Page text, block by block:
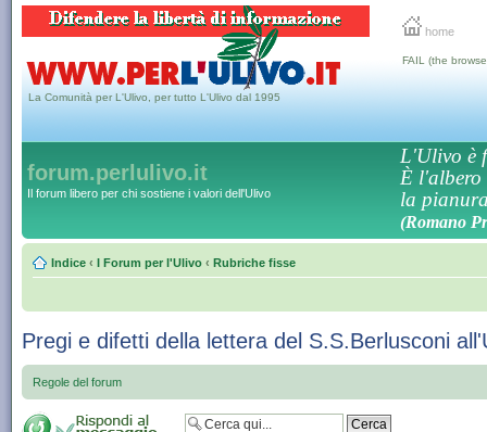
home
La Comunità per L'Ulivo, per tutto L'Ulivo dal 1995
FAIL (the
forum.perlulivo.it
Il forum libero per chi sostiene i valori dell'Ulivo
L'Ulivo è
È l'albero
la
(Romano
Indice ‹ I Forum per l'Ulivo ‹ Rubriche fisse
Pregi e difetti della lettera del S.S.Berlusconi
Regole del forum